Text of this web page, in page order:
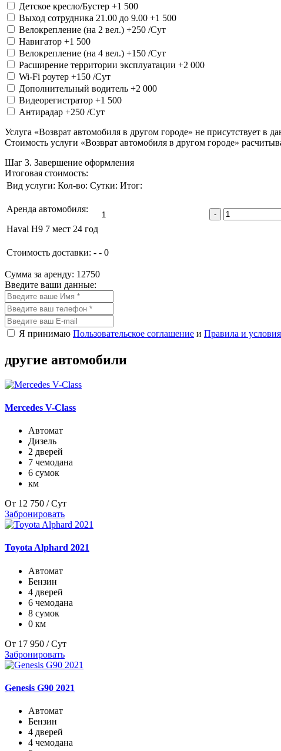
Детское кресло/Бустер +1 500
Выход сотрудника 21.00 до 9.00 +1 500
Велокрепление (на 2 вел.) +250 /Сут
Навигатор +1 500
Велокрепление (на 4 вел.) +150 /Сут
Расширение территории эксплуатации +2 000
Wi-Fi роутер +150 /Сут
Дополнительный водитель +2 000
Видеорегистратор +1 500
Антирадар +250 /Сут
Услуга «Возврат автомобиля в другом городе» не присутствует в
Стоимость услуги «Возврат автомобиля в другом городе»
Шаг 3. Завершение оформления
Итоговая стоимость:
Вид услуги: Кол-во: Сутки: Итог:
Аренда автомобиля:
Haval H9 7 мест 24 год
-
Стоимость доставки: - - 0
Сумма за аренду: 12750
Введите ваши данные:
Я принимаю Пользовательское соглашение и Правила и
другие автомобили
Mercedes V-Class
Автомат
Дизель
2 дверей
7 чемодана
6 сумок
км
От 12 750 / Сут
Забронировать
Toyota Alphard 2021
Автомат
Бензин
4 дверей
6 чемодана
8 сумок
0 км
От 17 950 / Сут
Забронировать
Genesis G90 2021
Автомат
Бензин
4 дверей
4 чемодана